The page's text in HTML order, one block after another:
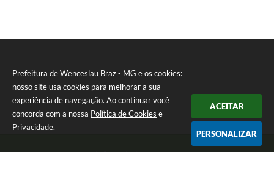
Prefeitura de Wenceslau Braz - MG e os cookies:
nosso site usa cookies para melhorar a sua
experiência de navegação. Ao continuar você
concorda com a nossa Política de Cookies e
Privacidade.
ACEITAR
PERSONALIZAR
Telefone: (35) 99971-1768